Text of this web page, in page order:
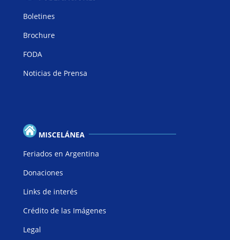
Boletines
Brochure
FODA
Noticias de Prensa
MISCELÁNEA
Feriados en Argentina
Donaciones
Links de interés
Crédito de las Imágenes
Legal